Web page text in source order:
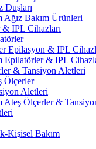
Duşları
Ağız Bakım Ürünleri
IPL Cihazları
Epilasyon & IPL
Epilatörler & IPL
& Tansiyon Aletleri
Ölçerler
Aletleri
Ateş Ölçerler &
Kişisel Bakım